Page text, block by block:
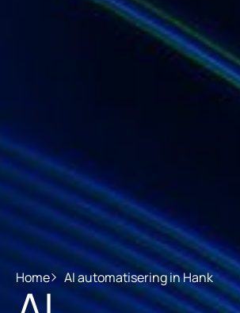
Home AI automatisering in Hank